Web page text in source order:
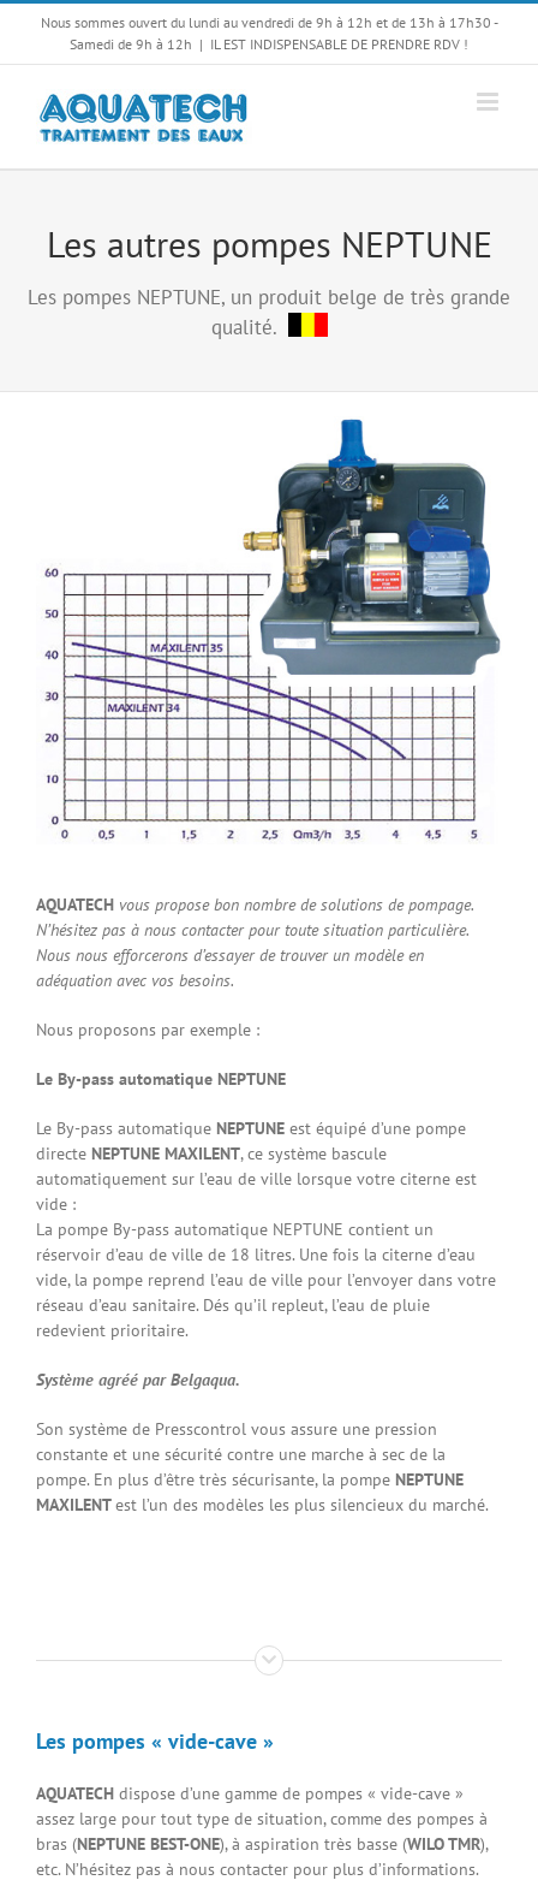
Passer
contenu
Nous sommes ouvert du lundi au vendredi de 9h à 12h et de 13h à 17h30 -
Samedi de 9h à 12h | IL EST INDISPENSABLE DE PRENDRE RDV !
Les autres pompes NEPTUNE
Les pompes NEPTUNE, un produit belge de très grande
qualité.
AQUATECH vous propose bon nombre de solutions de pompage.
N’hésitez pas à nous contacter pour toute situation particulière.
Nous nous efforcerons d’essayer de trouver un modèle en
adéquation avec vos besoins.
Nous proposons par exemple :
Le By-pass automatique NEPTUNE
Le By-pass automatique NEPTUNE est équipé d’une pompe
directe NEPTUNE MAXILENT, ce système bascule
automatiquement sur l’eau de ville lorsque votre citerne est
vide :
La pompe By-pass automatique NEPTUNE contient un
réservoir d’eau de ville de 18 litres. Une fois la citerne d’eau
vide, la pompe reprend l’eau de ville pour l’envoyer dans votre
réseau d’eau sanitaire. Dés qu’il repleut, l’eau de pluie
redevient prioritaire.
Système agréé par Belgaqua.
Son système de Presscontrol vous assure une pression
constante et une sécurité contre une marche à sec de la
pompe. En plus d’être très sécurisante, la pompe NEPTUNE
MAXILENTest l’un des modèles les plus silencieux du marché.
Les pompes « vide-cave »
AQUATECH dispose d’une gamme de pompes « vide-cave »
assez large pour tout type de situation, comme des pompes à
bras (NEPTUNE BEST-ONE), à aspiration très basse (WILO TMR),
etc. N’hésitez pas à nous contacter pour plus d’informations.